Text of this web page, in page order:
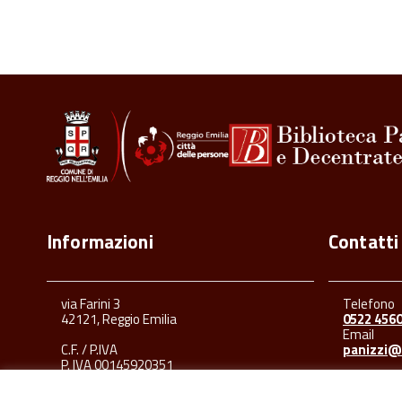
Informazioni
via Farini 3
42121, Reggio Emilia
C.F. / P.IVA
P. IVA 00145920351
Contatti
Telefono
0522
Email